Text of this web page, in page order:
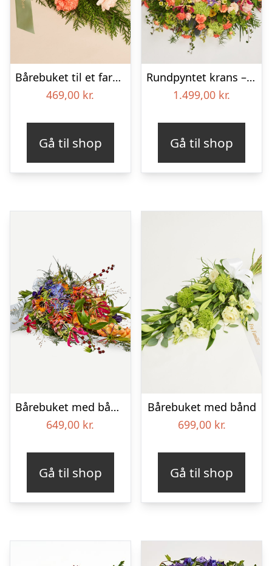
Bårebuket til et farverigt minde med bånd
469,00 kr.
Gå til shop
Rundpyntet krans – Et farverigt farvel
1.499,00 kr.
Gå til shop
Bårebuket med bånd – Et farverigt farvel
649,00 kr.
Gå til shop
Bårebuket med bånd
699,00 kr.
Gå til shop